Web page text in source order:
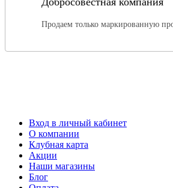
Продаем только маркированную
Вход в личный кабинет
О компании
Клубная карта
Акции
Наши магазины
Блог